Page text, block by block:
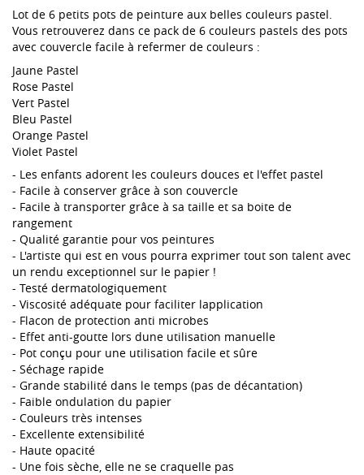
Lot de 6 petits pots de peinture aux belles couleurs pastel.
Vous retrouverez dans ce pack de 6 couleurs pastels des pots
avec couvercle facile à refermer de couleurs :
Jaune Pastel
Rose Pastel
Vert Pastel
Bleu Pastel
Orange Pastel
Violet Pastel
- Les enfants adorent les couleurs douces et l'effet pastel
- Facile à conserver grâce à son couvercle
- Facile à transporter grâce à sa taille et sa boite de
rangement
- Qualité garantie pour vos peintures
- L'artiste qui est en vous pourra exprimer tout son talent avec
un rendu exceptionnel sur le papier !
- Testé dermatologiquement
- Viscosité adéquate pour faciliter lapplication
- Flacon de protection anti microbes
- Effet anti-goutte lors dune utilisation manuelle
- Pot conçu pour une utilisation facile et sûre
- Séchage rapide
- Grande stabilité dans le temps (pas de décantation)
- Faible ondulation du papier
- Couleurs très intenses
- Excellente extensibilité
- Haute opacité
- Une fois sèche, elle ne se craquelle pas